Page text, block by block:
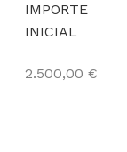
IMPORTE
INICIAL
2.500,00 €